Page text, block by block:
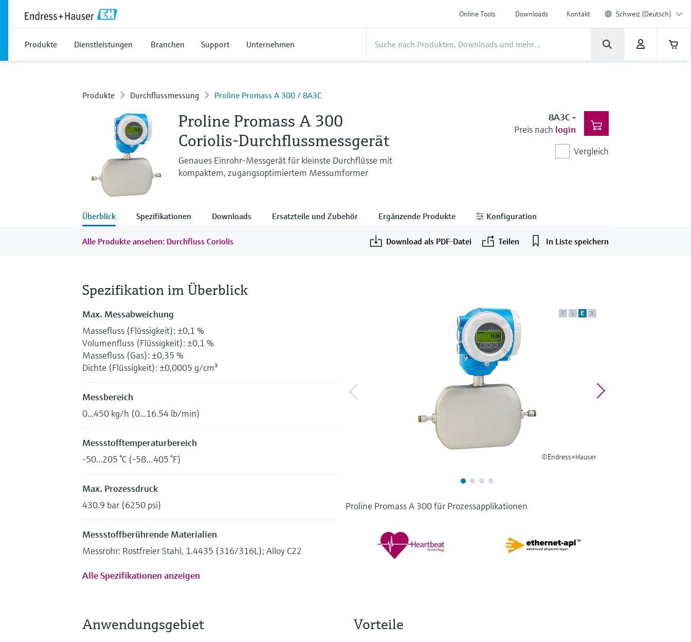
Online Tools Downloads Kontakt Schweiz (Deutsch)
Produkte Dienstleistungen Branchen Support Unternehmen
Produkte Durchflussmessung Proline Promass A 300 / 8A3C
Proline Promass A 300
Coriolis-Durchflussmessgerät
Genaues Einrohr-Messgerät für kleinste Durchflüsse mit
kompaktem, zugangsoptimiertem Messumformer
8A3C-
Preis nach login
Vergleich
Überblick Spezifikationen Downloads Ersatzteile und Zubehör Ergänzende Produkte Konfiguration
Alle Produkte ansehen: Durchfluss Coriolis Download als PDF-Datei Teilen In Liste speichern
F L E X
©Endress+Hauser
Proline Promass A 300 für Prozessapplikationen
Spezifikation im Überblick
Max. Messabweichung
Massefluss (Flüssigkeit): ±0,1 %
Volumenfluss (Flüssigkeit): ±0,1 %
Massefluss (Gas): ±0,35 %
Dichte (Flüssigkeit): ±0,0005 g/cm³
Messbereich
0...450 kg/h (0...16.54 lb/min)
Messstofftemperaturbereich
-50...205 °C (-58…405 °F)
Max. Prozessdruck
430.9 bar (6250 psi)
Messstoffberührende Materialien
Messrohr: Rostfreier Stahl, 1.4435 (316/316L); Alloy C22
Alle Spezifikationen anzeigen
Anwendungsgebiet Vorteile